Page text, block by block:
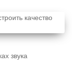
звука